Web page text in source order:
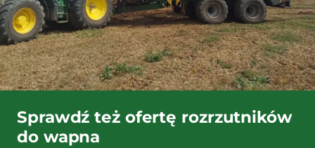
Sprawdź też ofertę rozrzutników
do wapna